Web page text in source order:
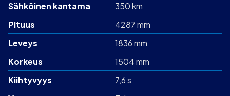
Sähköinen kantama
350 km
Pituus
4287 mm
Leveys
1836 mm
Korkeus
1504 mm
Kiihtyvyys
7,6 s